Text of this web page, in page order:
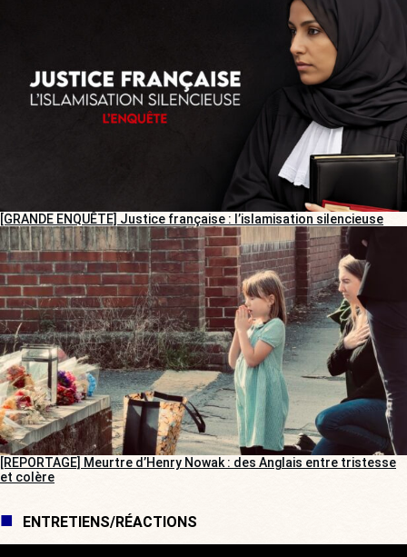
[GRANDE ENQUÊTE] Justice française : l’islamisation silencieuse
[REPORTAGE] Meurtre d’Henry Nowak : des Anglais entre tristesse
et colère
ENTRETIENS/RÉACTIONS